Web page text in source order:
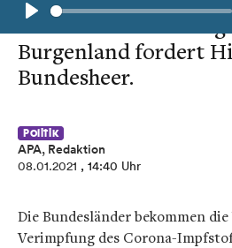
Play
Der Bund liefert
Burgenland fordert
Bundesheer.
Politik
APA, Redaktion
08.01.2021 , 14:40 Uhr
Die Bundesländer bekommen
Verimpfung des Corona-